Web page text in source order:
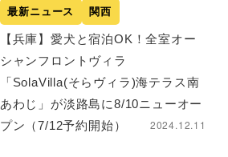
最新ニュース 関西
【兵庫】愛犬と宿泊OK！全室オー
シャンフロントヴィラ
「SolaVilla(そらヴィラ)海テラス南
あわじ」が淡路島に8/10ニューオー
プン（7/12予約開始）
2024.12.11